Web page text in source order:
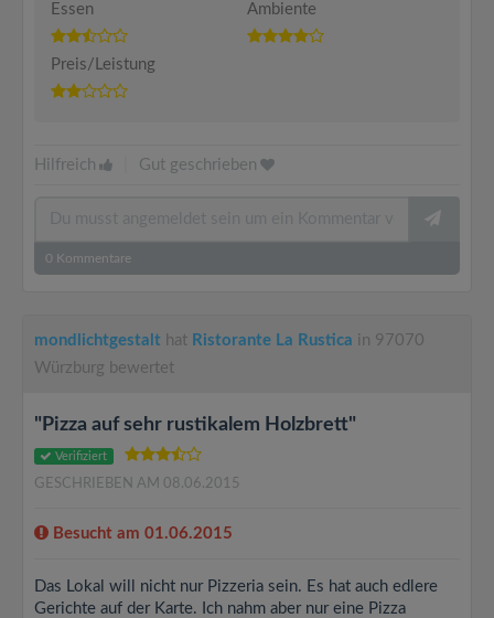
Essen Ambiente
Preis/Leistung
Hilfreich Gut geschrieben
0 Kommentare
mondlichtgestalt hat Ristorante La Rustica in 97070
Würzburg bewertet
"Pizza auf sehr rustikalem Holzbrett"
Verifiziert
GESCHRIEBEN AM 08.06.2015
Besucht am 01.06.2015
Das Lokal will nicht nur Pizzeria sein. Es hat auch edlere
Gerichte auf der Karte. Ich nahm aber nur eine Pizza